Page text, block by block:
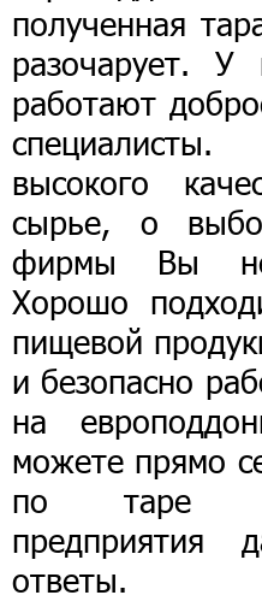
полученная
разочарует. У
работают
высокого
сырье, о
фирмы Вы не
Хорошо
пищевой
и безопасно
на
можете прямо
по таре
предприятия
ответы.